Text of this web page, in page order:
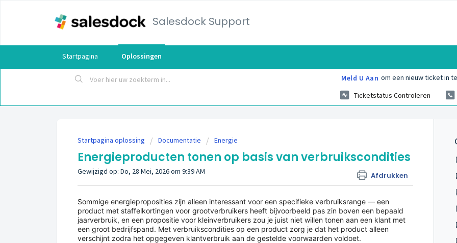
Salesdock Support
Startpagina Oplossingen
Meld U Aan om een nieuw ticket in
Ticketstatus Controleren
Startpagina oplossing Documentatie Energie
Energieproducten tonen op basis van verbruikscondities
Afdrukken
Gewijzigd op: Do, 28 Mei, 2026 om 9:39 AM
Sommige energieproposities zijn alleen interessant voor een specifieke verbruiksrange — een
product met staffelkortingen voor grootverbruikers heeft bijvoorbeeld pas zin boven een bepaald
jaarverbruik, en een propositie voor kleinverbruikers zou je juist niet willen tonen aan een klant met
een groot bedrijfspand. Met verbruikscondities op een product zorg je dat het product alleen
verschijnt zodra het opgegeven klantverbruik aan de gestelde voorwaarden voldoet.